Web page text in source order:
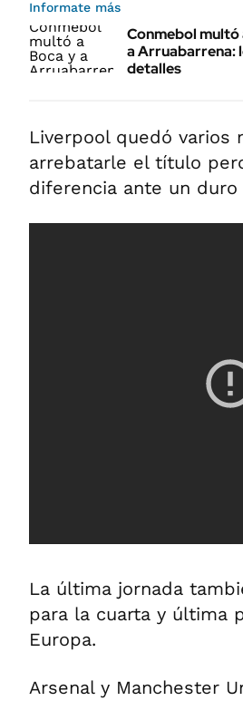
Informate más
Conmebol multó
a Arruabarrena:
detalles
Liverpool quedó varios
arrebatarle el título
diferencia ante un duro
La última jornada
para la cuarta y última
Europa.
Arsenal y Manchester